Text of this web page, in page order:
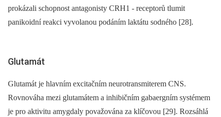
prokázali schopnost antagonisty CRH1 -⁠ receptorů tlumit
panikoidní reakci vyvolanou podáním laktátu sodného [28].
Glutamát
Glutamát je hlavním excitačním neurotransmiterem CNS.
Rovnováha mezi glutamátem a inhibičním gabaergním systémem
je pro aktivitu amygdaly považována za klíčovou [29]. Rozsáhlá